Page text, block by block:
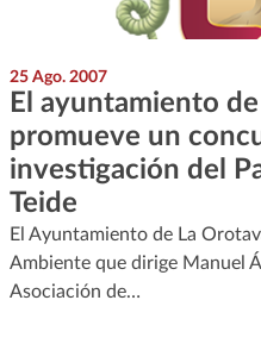
25 Ago. 2007
El ayuntamiento
promueve un
investigación del
Teide
El Ayuntamiento de La
Ambiente que dirige Manuel
Asociación de…